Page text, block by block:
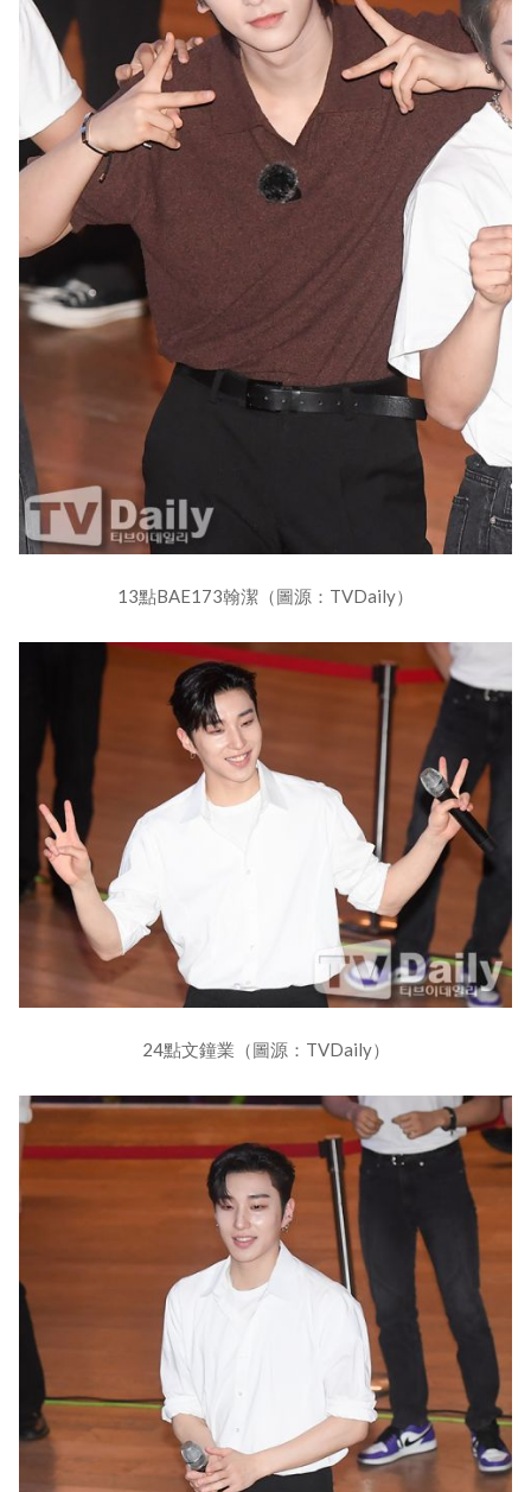
13點BAE173翰潔（圖源：TVDaily）
24點文鐘業（圖源：TVDaily）